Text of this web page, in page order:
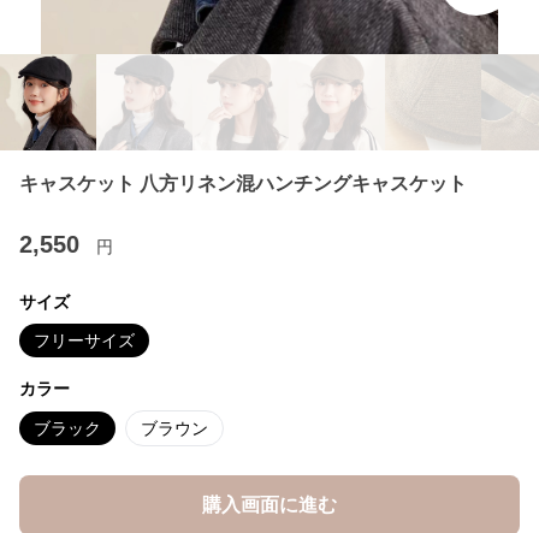
キャスケット 八方リネン混ハンチングキャスケット
2,550 円
サイズ
フリーサイズ
カラー
ブラック ブラウン
購入画面に進む